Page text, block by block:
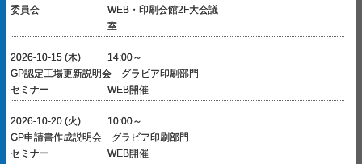
委員会
WEB・印刷会館2F大会議
室
2026-10-15 (木)
14:00～
GP認定工場更新説明会 グラビア印刷部門
セミナー
WEB開催
2026-10-20 (火)
10:00～
GP申請書作成説明会 グラビア印刷部門
セミナー
WEB開催